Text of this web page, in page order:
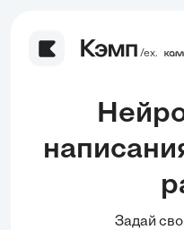
/ех.
Задай